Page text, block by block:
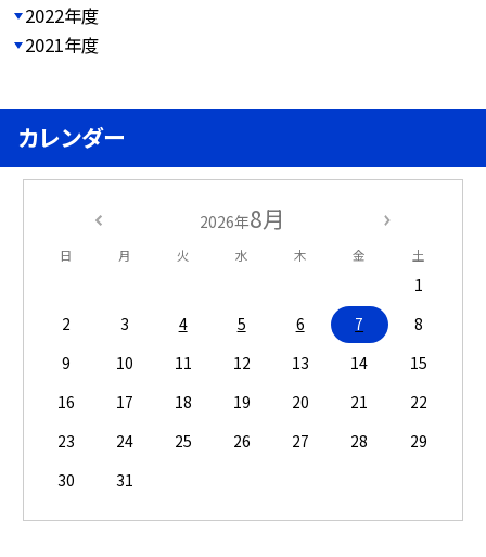
2022年度
2021年度
カレンダー
2026年8月
日 月 火 水 木 金 土
1
2
3 4 5 6 7
8
9
10 11 12 13 14
15
16
17 18 19 20 21
22
23
24 25 26 27 28
29
30
31